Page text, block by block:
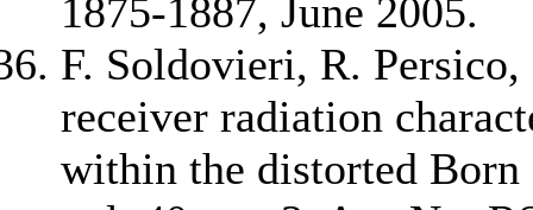
1875-1887, June 2005.
F. Soldovieri, R.
receiver radiation
within the distorted